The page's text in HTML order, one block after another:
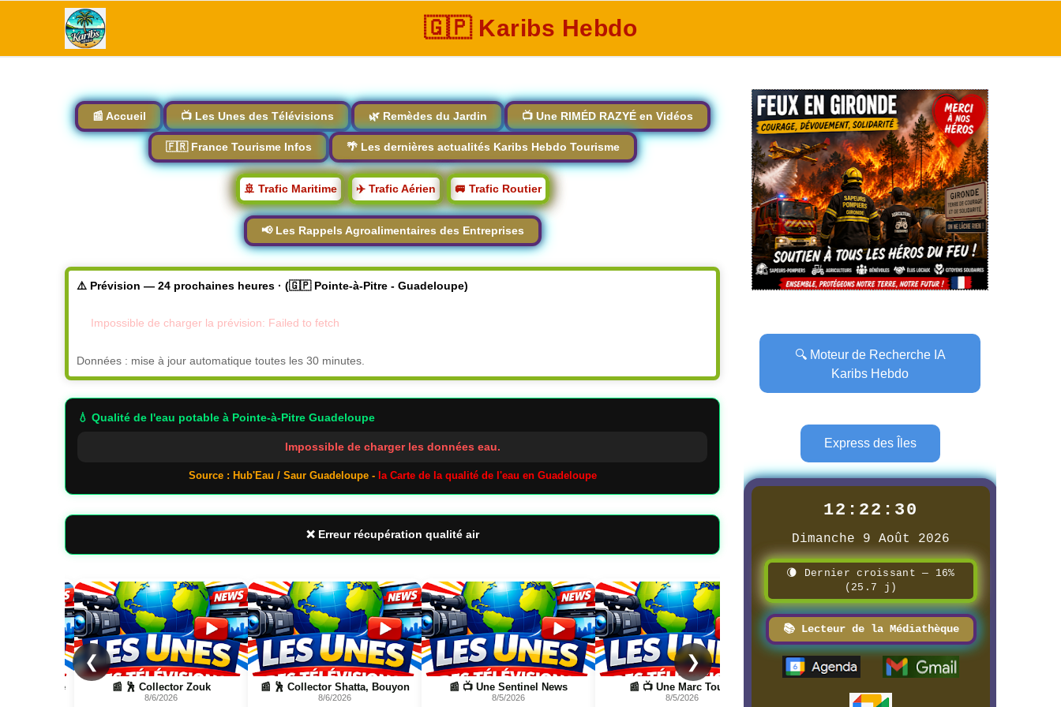
🇬🇵 Karibs Hebdo
📰 Accueil 📺 Les Unes des Télévisions 🌿 Remèdes du Jardin 📺 Une RIMÉD RAZYÉ en Vidéos
🇫🇷 France Tourisme Infos 🌴 Les dernières actualités Karibs Hebdo Tourisme
🚢 Trafic Maritime ✈️ Trafic Aérien 🚐 Trafic Routier
📢 Les Rappels Agroalimentaires des Entreprises
⚠️ Prévision — 24 prochaines heures · (🇬🇵 Pointe-à-Pitre - Guadeloupe)
Impossible de charger la prévision: Failed to fetch
Données : mise à jour automatique toutes les 30 minutes.
💧 Qualité de l'eau potable à Pointe-à-Pitre Guadeloupe
Impossible de charger les données eau.
Source : Hub'Eau / Saur Guadeloupe - la Carte de la qualité de l'eau en Guadeloupe
❌ Erreur récupération qualité air
❮
Page
📰 🕺 Collector Shatta, Bouyon
8/6/2026
Page
📰 📺 Une Sentinel News
8/5/2026
Page
📰 📺 Une Marc Touati
8/5/2026
Page
📰 📺 Une Wild Nature Science
FR
Guadeloupe
❯
🔍 Moteur de Recherche IA
Karibs Hebdo
Express des Îles
12:22:32
Dimanche 9 Août 2026
🌘 Dernier croissant — 16%
(25.7 j)
📚 Lecteur de la Médiathèque